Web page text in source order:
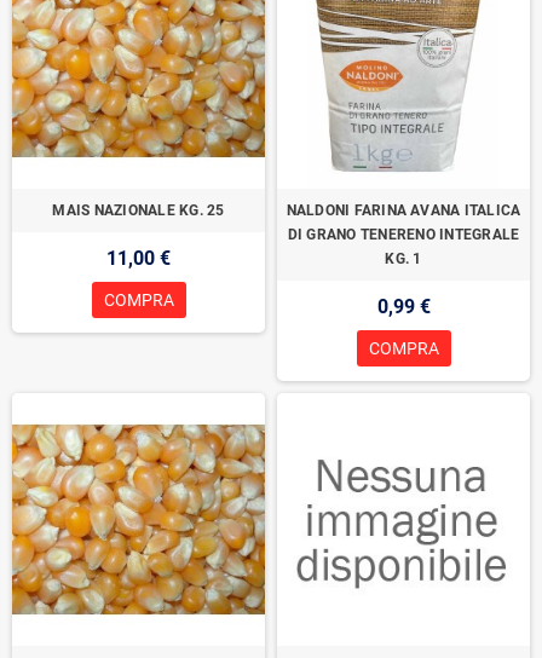
MAIS NAZIONALE KG. 25
11,00 €
COMPRA
NALDONI FARINA AVANA ITALICA
DI GRANO TENERENO INTEGRALE
KG. 1
0,99 €
COMPRA